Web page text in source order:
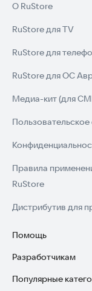
О RuStore
RuStore для TV
RuStore для
RuStore для ОС
Медиа-кит (для
Правила
RuStore
Дистрибутив для
Помощь
Установка RuStore
Установка RuStore
Разработчикам
Зарабатывать с
Популярные